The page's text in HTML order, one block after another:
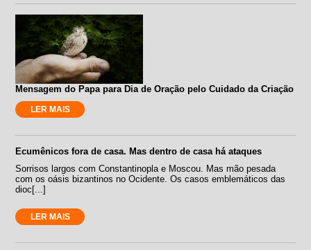
Mensagem do Papa para Dia de Oração pelo Cuidado da Criação
LER MAIS
Ecumênicos fora de casa. Mas dentro de casa há ataques
Sorrisos largos com Constantinopla e Moscou. Mas mão pesada
com os oásis bizantinos no Ocidente. Os casos emblemáticos das
dioc[...]
LER MAIS